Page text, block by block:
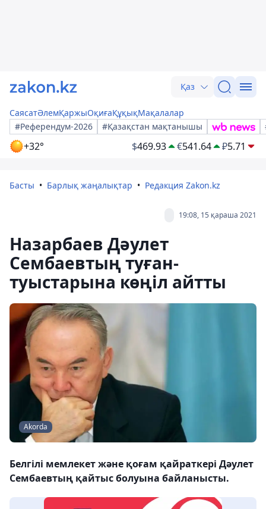
Қаз
СаясатӘлемҚаржыОқиғаҚұқықМақалалар
#Референдум-2026
#Қазақстан мақтанышы
+32° $469.93 €541.64 ₽5.71
Басты Барлық жаңалықтар Редакция Zakon.kz
19:08, 15 қараша 2021
Назарбаев Дәулет
Сембаевтың туған-
туыстарына көңіл айтты
Akorda
Белгілі мемлекет және қоғам қайраткері Дәулет
Сембаевтың қайтыс болуына байланысты.